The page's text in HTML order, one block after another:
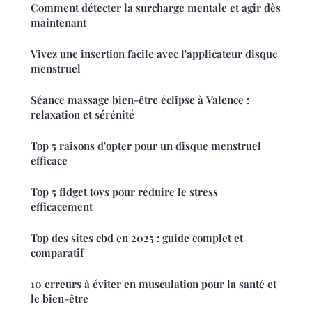
Comment détecter la surcharge mentale et agir dès
maintenant
Vivez une insertion facile avec l'applicateur disque
menstruel
Séance massage bien-être éclipse à Valence :
relaxation et sérénité
Top 5 raisons d'opter pour un disque menstruel
efficace
Top 5 fidget toys pour réduire le stress
efficacement
Top des sites cbd en 2025 : guide complet et
comparatif
10 erreurs à éviter en musculation pour la santé et
le bien-être